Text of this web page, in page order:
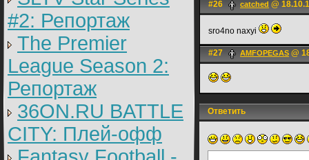
#2: Репортаж
The Premier
League Season 2:
Репортаж
36ON.RU BATTLE
CITY: Плей-офф
#26 catched @
sro4no naxyi
#27 AMFOPEGAS @
Ответить